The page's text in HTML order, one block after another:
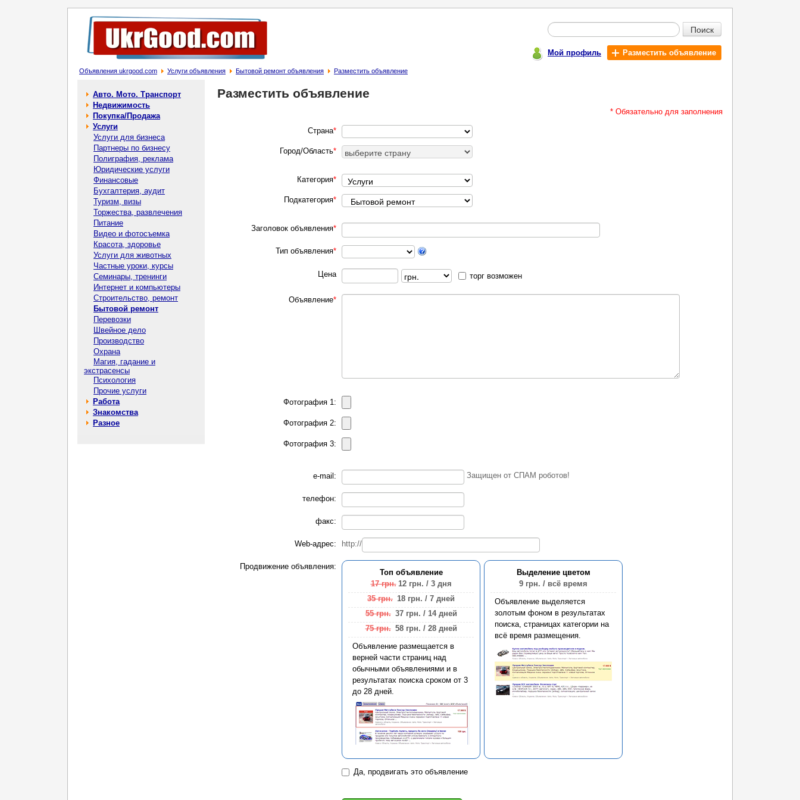
Поиск
Мой профиль Разместить объявление
Объявления ukrgood.com Услуги объявления Бытовой ремонт объявления Разместить объявление
Авто. Мото. Транспорт
Недвижимость
Покупка/Продажа
Услуги
Услуги для бизнеса
Партнеры по бизнесу
Полиграфия, реклама
Юридические услуги
Финансовые
Бухгалтерия, аудит
Туризм, визы
Торжества, развлечения
Питание
Видео и фотосъемка
Красота, здоровье
Услуги для животных
Частные уроки, курсы
Семинары, тренинги
Интернет и компьютеры
Строительство, ремонт
Бытовой ремонт
Перевозки
Швейное дело
Производство
Охрана
Магия, гадание и
экстрасенсы
Психология
Прочие услуги
Работа
Знакомства
Разное
Разместить объявление
* Обязательно для заполнения
Страна*
Город/Область*
Категория*
Подкатегория*
Заголовок объявления*
Тип объявления*
Цена торг возможен
Объявление*
Фотография 1:
Фотография 2:
Фотография 3:
e-mail: Защищен от СПАМ роботов!
телефон:
факс:
Web-адрес: http://
Продвижение объявления:
Топ объявление
17 грн. 12 грн. / 3 дня
35 грн. 18 грн. / 7 дней
55 грн. 37 грн. / 14 дней
75 грн. 58 грн. / 28 дней
Объявление размещается в
верней части страниц над
обычными объявлениями и в
результатах поиска сроком от 3
до 28 дней.
Выделение цветом
9 грн. / всё время
Объявление выделяется
золотым фоном в результатах
поиска, страницах категории на
всё время размещения.
Да, продвигать это объявление